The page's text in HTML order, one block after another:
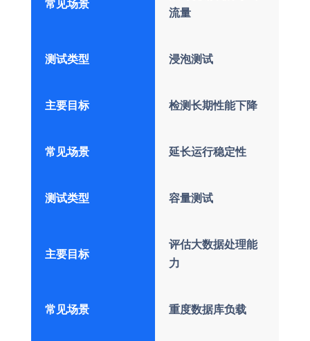
常见场景
流量
测试类型 浸泡测试
主要目标 检测长期性能下降
常见场景 延长运行稳定性
测试类型 容量测试
主要目标
评估大数据处理能
力
常见场景 重度数据库负载